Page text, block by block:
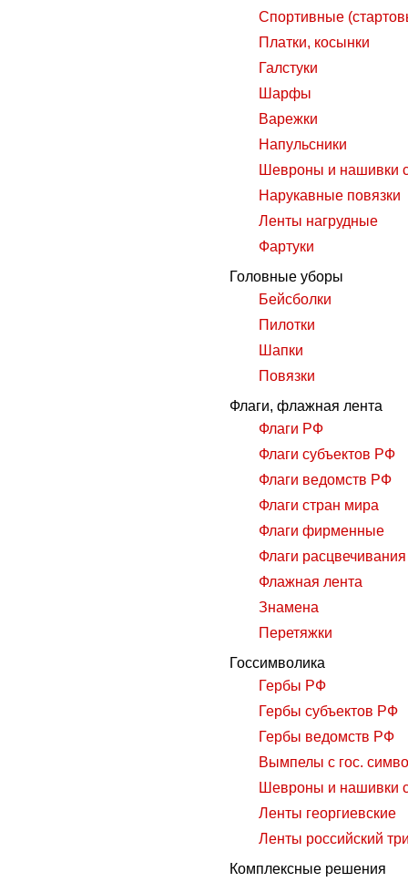
Спортивные
Платки, косынки
Галстуки
Шарфы
Варежки
Напульсники
Шевроны и нашивки
Нарукавные повязки
Ленты нагрудные
Фартуки
Головные уборы
Бейсболки
Пилотки
Шапки
Повязки
Флаги, флажная лента
Флаги РФ
Флаги субъектов РФ
Флаги ведомств РФ
Флаги стран мира
Флаги фирменные
Флаги расцвечивания
Флажная лента
Знамена
Перетяжки
Госсимволика
Гербы РФ
Гербы субъектов РФ
Гербы ведомств РФ
Вымпелы с гос.
Шевроны и нашивки
Ленты георгиевские
Ленты российский
Комплексные решения